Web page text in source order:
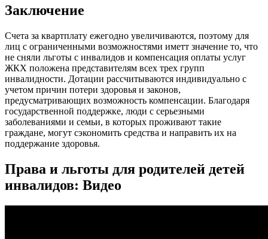
Заключение
Счета за квартплату ежегодно увеличиваются, поэтому для
лиц с ограниченными возможностями иметт значение то, что
не сняли льготы с инвалидов и компенсация оплаты услуг
ЖКХ положена представителям всех трех групп
инвалидности. Дотации рассчитываются индивидуально с
учетом причин потери здоровья и законов,
предусматривающих возможность компенсации. Благодаря
государственной поддержке, люди с серьезными
заболеваниями и семьи, в которых проживают такие
граждане, могут сэкономить средства и направить их на
поддержание здоровья.
Права и льготы для родителей детей
инвалидов: Видео